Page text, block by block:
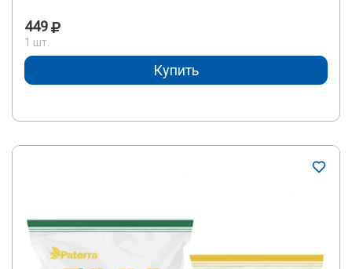
449
1 шт.
Купить